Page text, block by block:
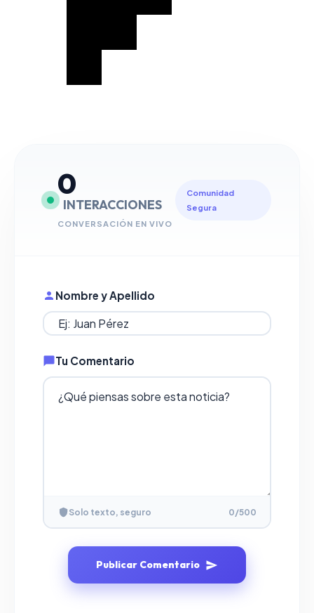
0
INTERACCIONES
CONVERSACIÓN EN VIVO
Comunidad
Segura
Nombre y Apellido
Tu Comentario
Solo texto, seguro 0/500
Publicar Comentario